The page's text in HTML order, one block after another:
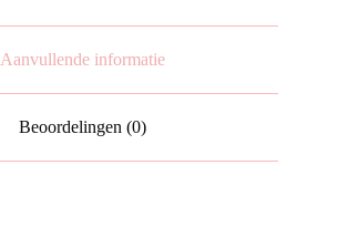
Aanvullende informatie
Beoordelingen (0)